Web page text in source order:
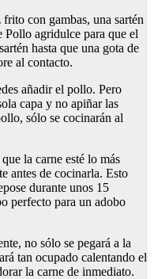
con gambas, una sartén
Pollo agridulce para que el
hasta que una gota de
al contacto.
añadir el pollo. Pero
capa y no apiñar las
sólo se cocinarán al
la carne esté lo más
antes de cocinarla. Esto
durante unos 15
perfecto para un adobo
no sólo se pegará a la
tan ocupado calentando el
la carne de inmediato.